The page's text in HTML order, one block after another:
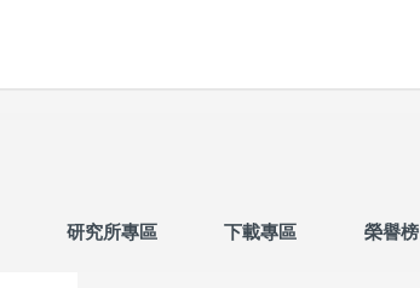
研究所專區 下載專區 榮譽榜